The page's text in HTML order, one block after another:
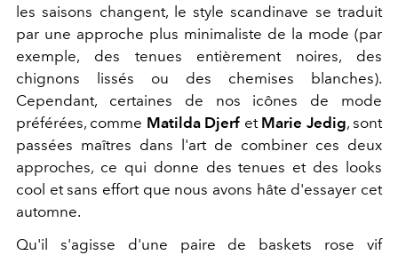
les saisons changent, le style scandinave se traduit
par une approche plus minimaliste de la mode (par
exemple, des tenues entièrement noires, des
chignons lissés ou des chemises blanches).
Cependant, certaines de nos icônes de mode
préférées, comme Matilda Djerf et Marie Jedig, sont
passées maîtres dans l'art de combiner ces deux
approches, ce qui donne des tenues et des looks
cool et sans effort que nous avons hâte d'essayer cet
automne.
Qu'il s'agisse d'une paire de baskets rose vif